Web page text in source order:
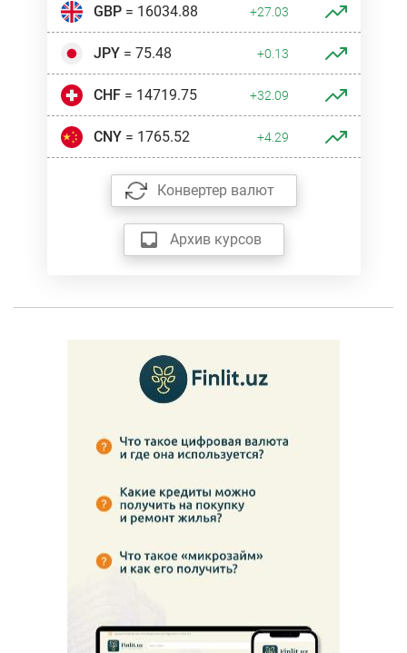
GBP= 16034.88 +27.03
JPY= 75.48 +0.13
CHF= 14719.75 +32.09
CNY= 1765.52 +4.29
Конвертер валют
Архив курсов